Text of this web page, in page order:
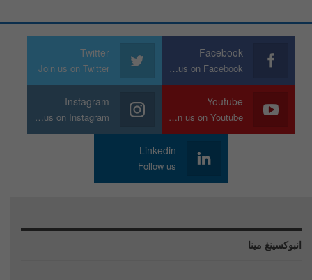
Facebook
Join us on Facebook
Twitter
Join us on Twitter
Youtube
Join us on Youtube
Instagram
Join us on Instagram
Linkedin
Follow us
انبوكسينغ مينا